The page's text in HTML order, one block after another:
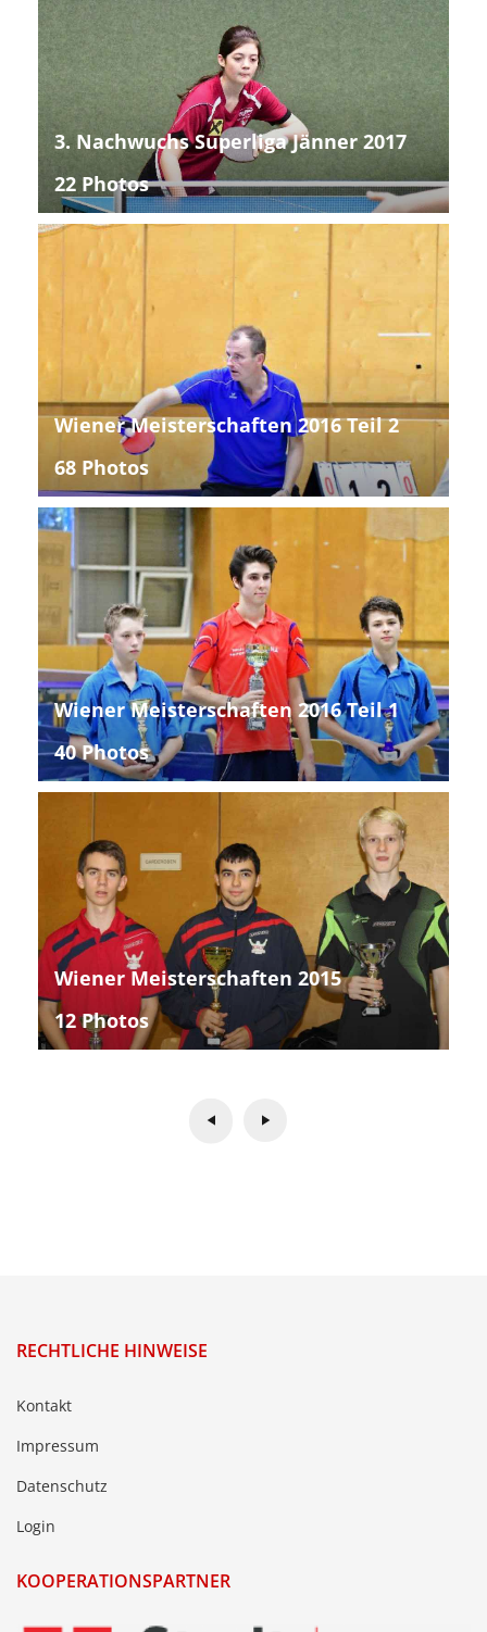
3. Nachwuchs Superliga Jänner 2017
22 Photos
Wiener Meisterschaften 2016 Teil 2
68 Photos
Wiener Meisterschaften 2016 Teil 1
40 Photos
Wiener Meisterschaften 2015
12 Photos
RECHTLICHE HINWEISE
Kontakt
Impressum
Datenschutz
Login
KOOPERATIONSPARTNER